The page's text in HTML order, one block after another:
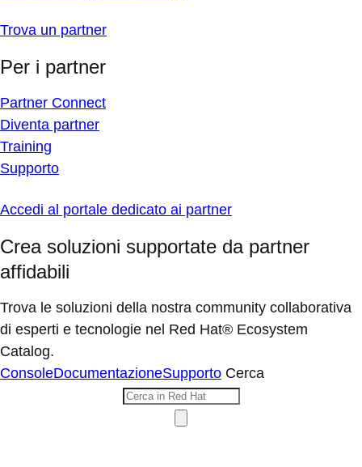
Trova un partner
Per i partner
Partner Connect
Diventa partner
Training
Supporto
Accedi al portale dedicato ai partner
Crea soluzioni supportate da partner
affidabili
Trova le soluzioni della nostra community collaborativa
di esperti e tecnologie nel Red Hat® Ecosystem
Catalog.
ConsoleDocumentazioneSupporto Cerca